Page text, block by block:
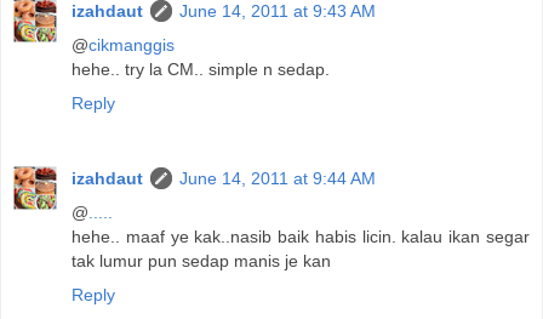
izahdaut
June 14, 2011 at 9:43 AM
@cikmanggis
hehe.. try la CM.. simple n sedap.
Reply
izahdaut
June 14, 2011 at 9:44 AM
@
hehe.. maaf ye kak..nasib baik habis licin. kalau ikan segar
tak lumur pun sedap manis je kan
Reply